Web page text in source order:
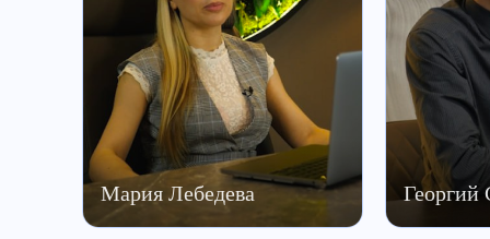
Мария Лебедева Георгий